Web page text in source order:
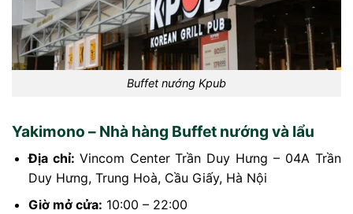
Buffet nướng Kpub
Yakimono – Nhà hàng Buffet nướng và lẩu
Địa chỉ: Vincom Center Trần Duy Hưng – 04A Trần
Duy Hưng, Trung Hoà, Cầu Giấy, Hà Nội
Giờ mở cửa: 10:00 – 22:00